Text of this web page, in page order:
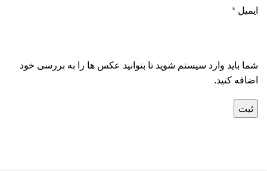
ایمیل *
شما باید وارد سیستم شوید تا بتوانید عکس ها را به بررسی خود
اضافه کنید.